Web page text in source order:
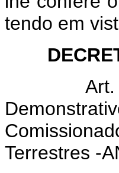
tendo em
Terrestres -